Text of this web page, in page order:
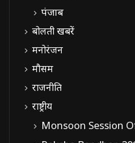
पंजाब
बोलती खबरें
मनोरंजन
मौसम
राजनीति
राष्ट्रीय
Monsoon Session